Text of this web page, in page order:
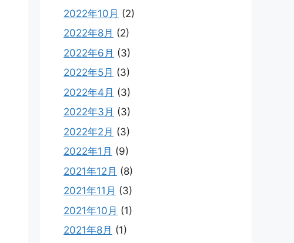
2022年10月 (2)
2022年8月 (2)
2022年6月 (3)
2022年5月 (3)
2022年4月 (3)
2022年3月 (3)
2022年2月 (3)
2022年1月 (9)
2021年12月 (8)
2021年11月 (3)
2021年10月 (1)
2021年8月 (1)